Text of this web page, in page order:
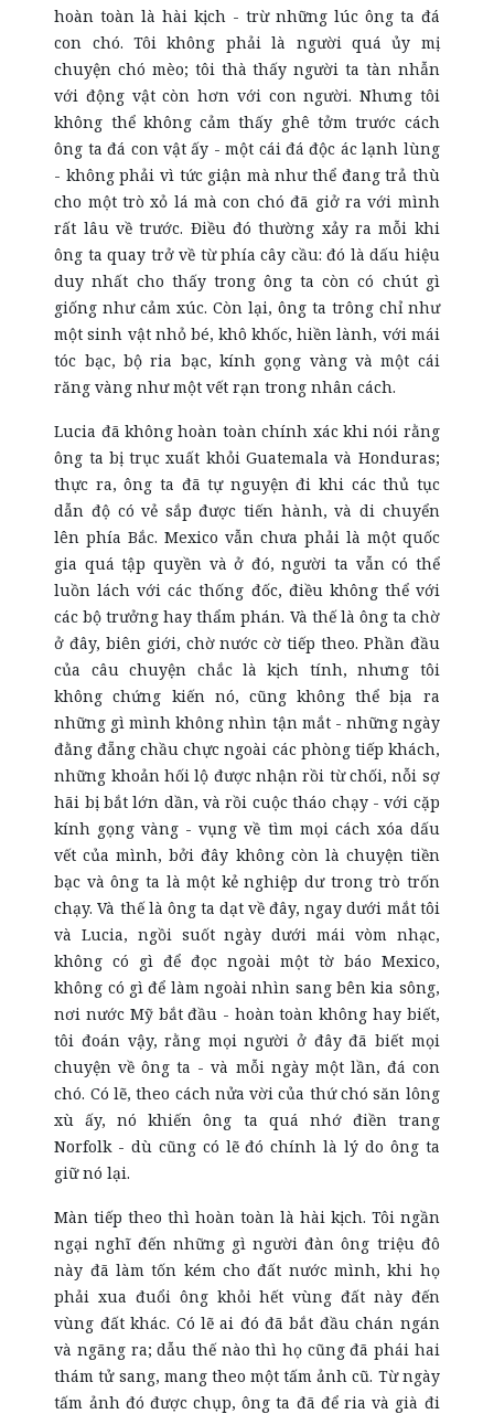
hoàn toàn là hài kịch - trừ những lúc ông ta đá
con chó. Tôi không phải là người quá ủy mị
chuyện chó mèo; tôi thà thấy người ta tàn nhẫn
với động vật còn hơn với con người. Nhưng tôi
không thể không cảm thấy ghê tởm trước cách
ông ta đá con vật ấy - một cái đá độc ác lạnh lùng
- không phải vì tức giận mà như thể đang trả thù
cho một trò xỏ lá mà con chó đã giở ra với mình
rất lâu về trước. Điều đó thường xảy ra mỗi khi
ông ta quay trở về từ phía cây cầu: đó là dấu hiệu
duy nhất cho thấy trong ông ta còn có chút gì
giống như cảm xúc. Còn lại, ông ta trông chỉ như
một sinh vật nhỏ bé, khô khốc, hiền lành, với mái
tóc bạc, bộ ria bạc, kính gọng vàng và một cái
răng vàng như một vết rạn trong nhân cách.
Lucia đã không hoàn toàn chính xác khi nói rằng
ông ta bị trục xuất khỏi Guatemala và Honduras;
thực ra, ông ta đã tự nguyện đi khi các thủ tục
dẫn độ có vẻ sắp được tiến hành, và di chuyển
lên phía Bắc. Mexico vẫn chưa phải là một quốc
gia quá tập quyền và ở đó, người ta vẫn có thể
luồn lách với các thống đốc, điều không thể với
các bộ trưởng hay thẩm phán. Và thế là ông ta chờ
ở đây, biên giới, chờ nước cờ tiếp theo. Phần đầu
của câu chuyện chắc là kịch tính, nhưng tôi
không chứng kiến nó, cũng không thể bịa ra
những gì mình không nhìn tận mắt - những ngày
đằng đẵng chầu chực ngoài các phòng tiếp khách,
những khoản hối lộ được nhận rồi từ chối, nỗi sợ
hãi bị bắt lớn dần, và rồi cuộc tháo chạy - với cặp
kính gọng vàng - vụng về tìm mọi cách xóa dấu
vết của mình, bởi đây không còn là chuyện tiền
bạc và ông ta là một kẻ nghiệp dư trong trò trốn
chạy. Và thế là ông ta dạt về đây, ngay dưới mắt tôi
và Lucia, ngồi suốt ngày dưới mái vòm nhạc,
không có gì để đọc ngoài một tờ báo Mexico,
không có gì để làm ngoài nhìn sang bên kia sông,
nơi nước Mỹ bắt đầu - hoàn toàn không hay biết,
tôi đoán vậy, rằng mọi người ở đây đã biết mọi
chuyện về ông ta - và mỗi ngày một lần, đá con
chó. Có lẽ, theo cách nửa vời của thứ chó săn lông
xù ấy, nó khiến ông ta quá nhớ điền trang
Norfolk - dù cũng có lẽ đó chính là lý do ông ta
giữ nó lại.
Màn tiếp theo thì hoàn toàn là hài kịch. Tôi ngần
ngại nghĩ đến những gì người đàn ông triệu đô
này đã làm tốn kém cho đất nước mình, khi họ
phải xua đuổi ông khỏi hết vùng đất này đến
vùng đất khác. Có lẽ ai đó đã bắt đầu chán ngán
và ngãng ra; dẫu thế nào thì họ cũng đã phái hai
thám tử sang, mang theo một tấm ảnh cũ. Từ ngày
tấm ảnh đó được chụp, ông ta đã để ria và già đi